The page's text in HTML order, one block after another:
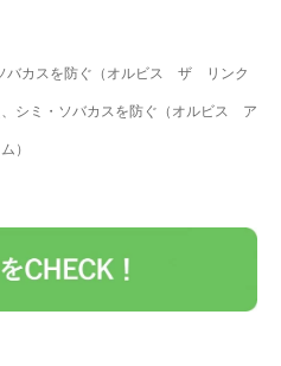
バカスを防ぐ（オルビス ザ リンク
シミ・ソバカスを防ぐ（オルビス ア
）